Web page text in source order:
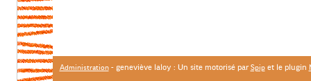
Administration- geneviève laloy : Un site motorisé parSpipet le plugin